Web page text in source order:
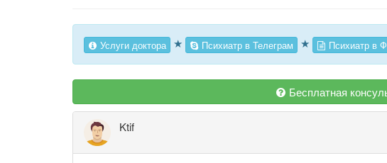
Услуги доктора ★ Психиатр в Телеграм ★ Психиатр в
Бесплатная
Ktif